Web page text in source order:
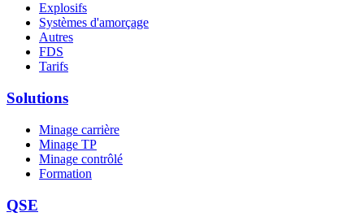
Explosifs
Systèmes d'amorçage
Autres
FDS
Tarifs
Solutions
Minage carrière
Minage TP
Minage contrôlé
Formation
QSE